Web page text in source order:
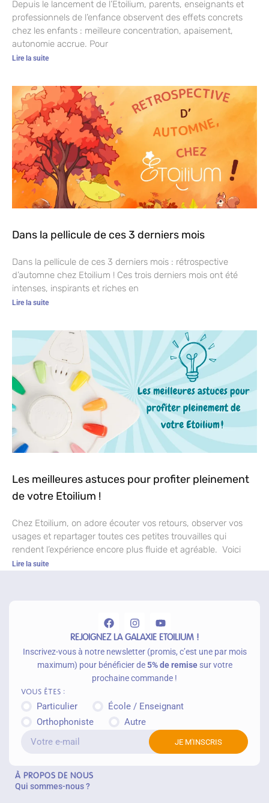
Depuis le lancement de l’Etoilium, parents, enseignants et
professionnels de l’enfance observent des effets concrets
chez les enfants : meilleure concentration, apaisement,
autonomie accrue. Pour
Lire la suite
Dans la pellicule de ces 3 derniers mois
Dans la pellicule de ces 3 derniers mois : rétrospective
d’automne chez Etoilium ! Ces trois derniers mois ont été
intenses, inspirants et riches en
Lire la suite
Les meilleures astuces pour profiter pleinement
de votre Etoilium !
Chez Etoilium, on adore écouter vos retours, observer vos
usages et repartager toutes ces petites trouvailles qui
rendent l’expérience encore plus fluide et agréable. Voici
Lire la suite
À PROPOS DE NOUS
Qui sommes-nous ?
REJOIGNEZ LA GALAXIE ETOILIUM !
Inscrivez-vous à notre newsletter (promis, c’est une par mois
maximum) pour bénéficier de5% de remisesur votre
prochaine commande !
Vous êtes :
Particulier
École / Enseignant
Orthophoniste
Autre
JE M'INSCRIS